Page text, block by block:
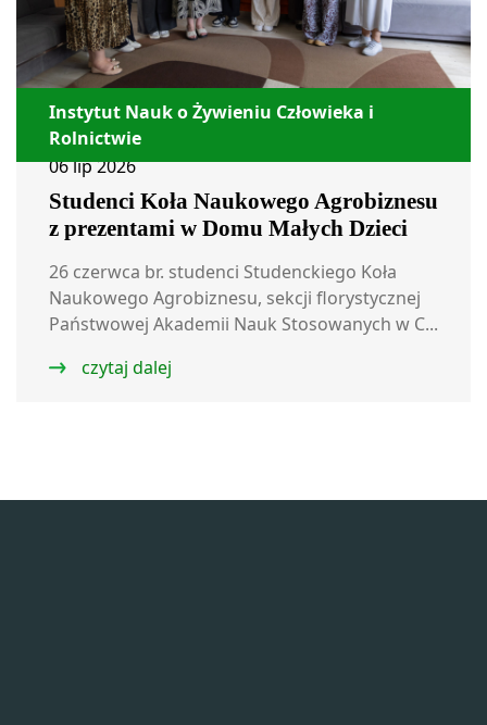
Instytut Nauk o Żywieniu Człowieka i
Rolnictwie
06 lip 2026
Studenci Koła Naukowego Agrobiznesu
z prezentami w Domu Małych Dzieci
26 czerwca br. studenci Studenckiego Koła
Naukowego Agrobiznesu, sekcji florystycznej
Państwowej Akademii Nauk Stosowanych w C...
czytaj dalej